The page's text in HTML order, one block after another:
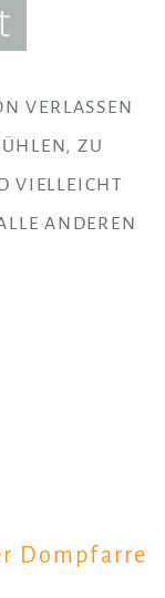
VERLASSEN
ZU
VIELLEICHT
ANDEREN
Dompfarre